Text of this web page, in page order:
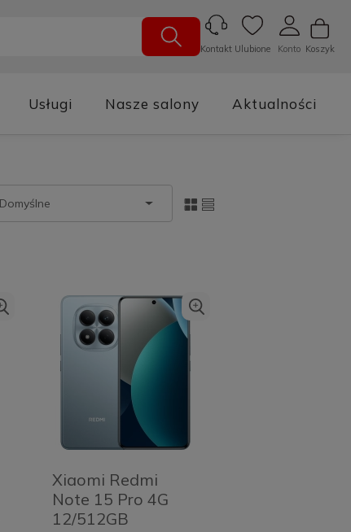
Koszyk
Konto
Ulubione
Kontakt
Usługi Nasze salony Aktualności
Xiaomi Redmi
Note 15 Pro 4G
12/512GB